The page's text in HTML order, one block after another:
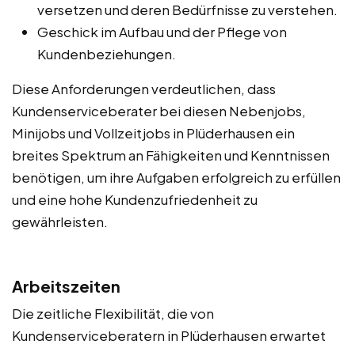
versetzen und deren Bedürfnisse zu verstehen.
Geschick im Aufbau und der Pflege von
Kundenbeziehungen.
Diese Anforderungen verdeutlichen, dass
Kundenserviceberater bei diesen Nebenjobs,
Minijobs und Vollzeitjobs in Plüderhausen ein
breites Spektrum an Fähigkeiten und Kenntnissen
benötigen, um ihre Aufgaben erfolgreich zu erfüllen
und eine hohe Kundenzufriedenheit zu
gewährleisten.
Arbeitszeiten
Die zeitliche Flexibilität, die von
Kundenserviceberatern in Plüderhausen erwartet